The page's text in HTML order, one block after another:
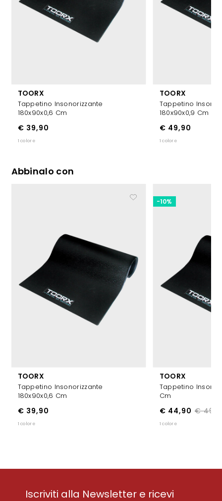
TOORX
Tappetino Insonorizzante
180x90x0,6 Cm
€ 39,90
1 colore
TOORX
Tappetino
180x90x0,9 Cm
€ 49,90
1 colore
Abbinalo con
TOORX
Tappetino Insonorizzante
180x90x0,6 Cm
€ 39,90
1 colore
TOORX
Tappetino
Cm
€
€ 44,90
-10%
1 colore
Iscriviti alla Newsletter e ricevi